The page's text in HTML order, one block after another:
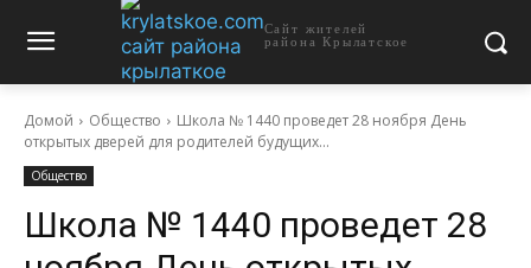
Сайт жителей
района Крылатское
Домой Общество
Школа № 1440 проведет 28 ноября День
открытых дверей для родителей будущих...
Общество
Школа № 1440 проведет 28